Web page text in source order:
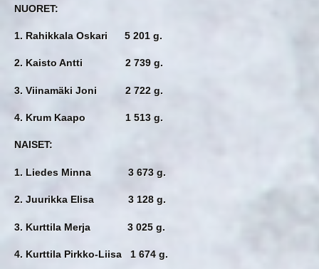
NUORET:
1. Rahikkala Oskari 5 201 g.
2. Kaisto Antti 2 739 g.
3. Viinamäki Joni 2 722 g.
4. Krum Kaapo 1 513 g.
NAISET:
1. Liedes Minna 3 673 g.
2. Juurikka Elisa 3 128 g.
3. Kurttila Merja 3 025 g.
4. Kurttila Pirkko-Liisa 1 674 g.